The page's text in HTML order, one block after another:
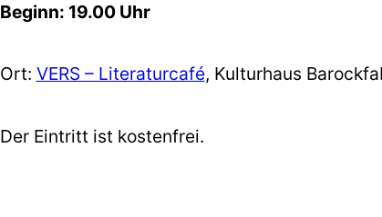
Beginn: 19.00 Uhr
Ort: VERS – Literaturcafé, Kulturhaus
Der Eintritt ist kostenfrei.